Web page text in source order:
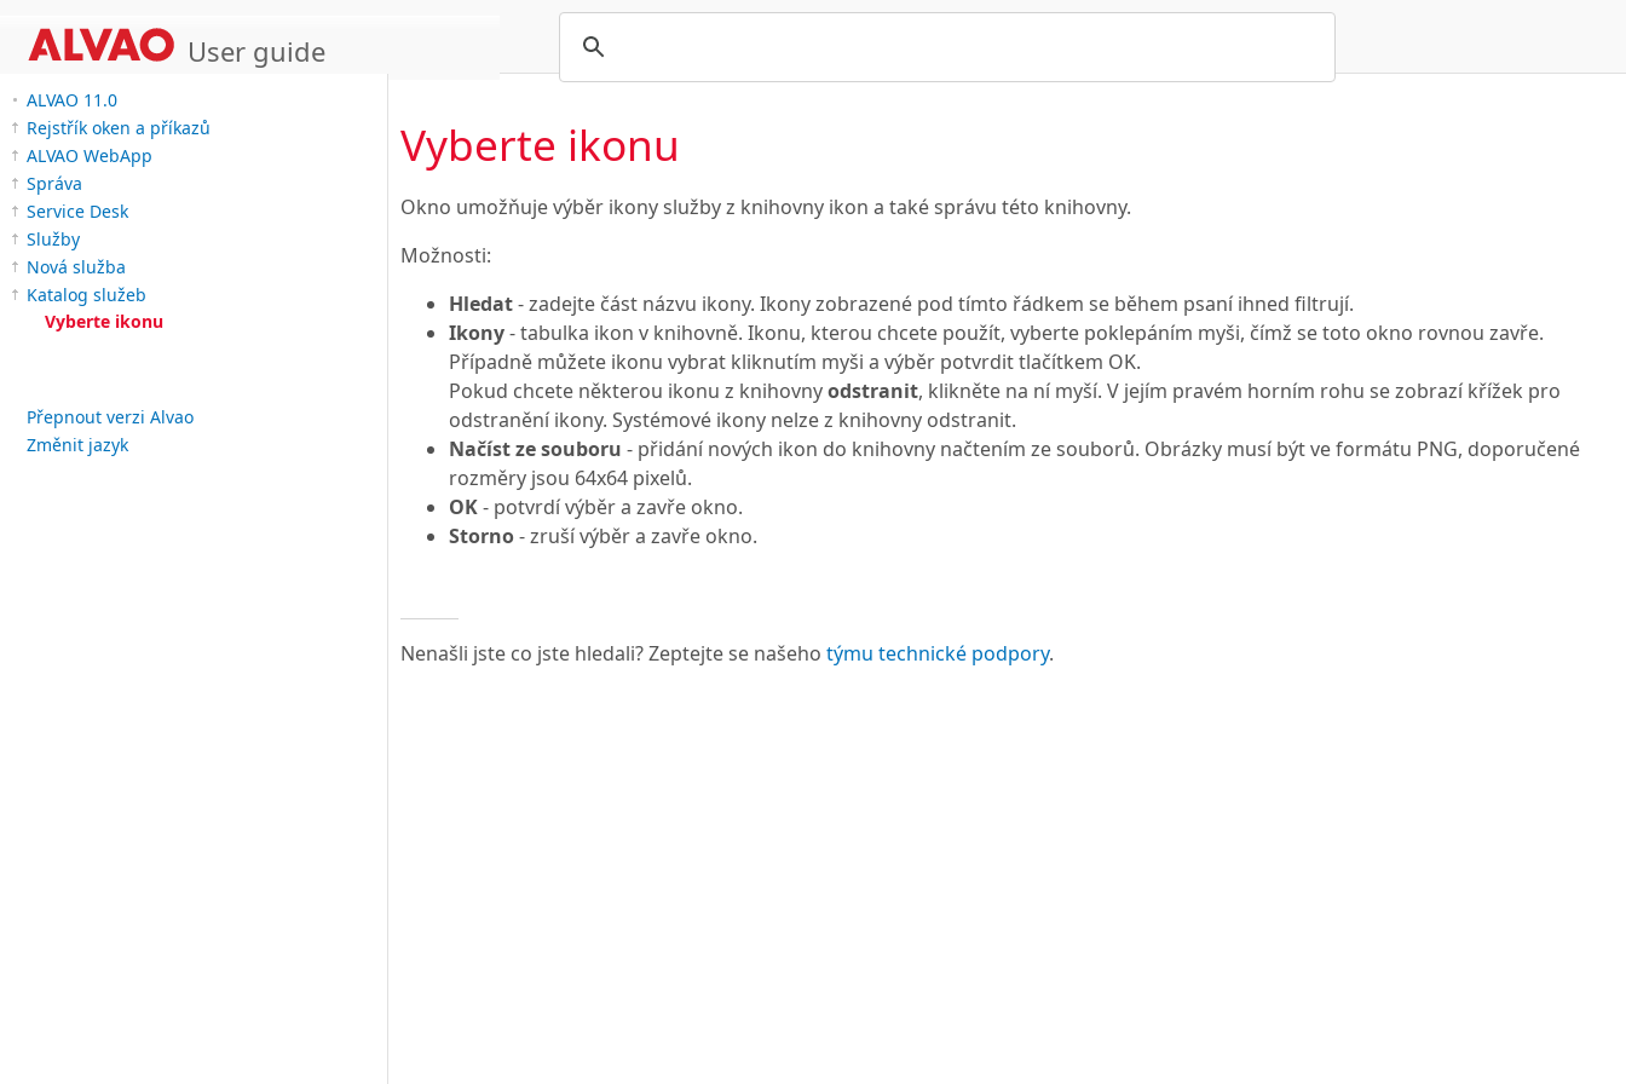
User guide
ALVAO 11.0
Rejstřík oken a příkazů
ALVAO WebApp
Správa
Service Desk
Služby
Nová služba
Katalog služeb
Vyberte ikonu
Přepnout verzi Alvao
Změnit jazyk
Vyberte ikonu
Okno umožňuje výběr ikony služby z knihovny ikon a také správu této knihovny.
Možnosti:
Hledat- zadejte část názvu ikony. Ikony zobrazené pod tímto řádkem se během psaní ihned filtrují.
Ikony- tabulka ikon v knihovně. Ikonu, kterou chcete použít, vyberte poklepáním myši, čímž se toto okno rovnou zavře.
Případně můžete ikonu vybrat kliknutím myši a výběr potvrdit tlačítkem OK.
Pokud chcete některou ikonu z knihovnyodstranit, klikněte na ní myší. V jejím pravém horním rohu se zobrazí křížek pro
odstranění ikony. Systémové ikony nelze z knihovny odstranit.
Načíst ze souboru - přidání nových ikon do knihovny načtením ze souborů. Obrázky musí být ve formátu PNG, doporučené
rozměry jsou 64x64 pixelů.
OK- potvrdí výběr a zavře okno.
Storno- zruší výběr a zavře okno.
Nenašli jste co jste hledali? Zeptejte se našeho týmu technické podpory.